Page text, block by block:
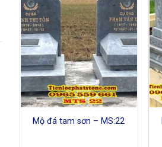
Mộ đá tam sơn – MS:22